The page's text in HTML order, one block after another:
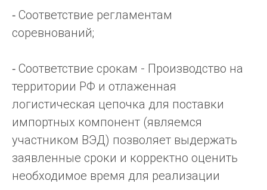
⁃ Соответствие регламентам
соревнований;
⁃ Соответствие срокам - Производство на
территории РФ и отлаженная
логистическая цепочка для поставки
импортных компонент (являемся
участником ВЭД) позволяет выдержать
заявленные сроки и корректно оценить
необходимое время для реализации